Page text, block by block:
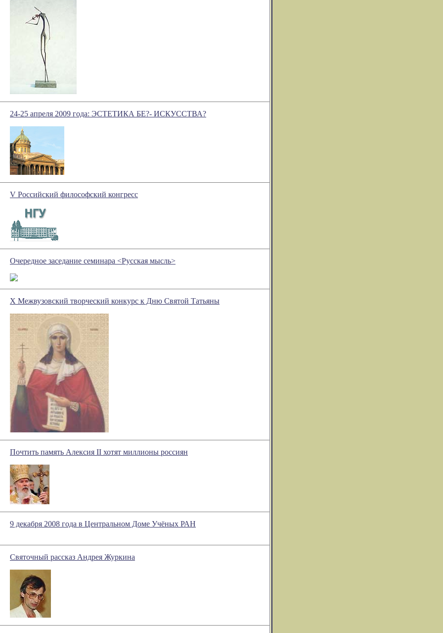
24-25 апреля 2009 года: ЭСТЕТИКА БЕ?- ИСКУССТВА?
V Российский философский конгресс
Очередное заседание семинара <Русская мысль>
Х Межвузовский творческий конкурс к Дню Святой Татьяны
Почтить память Алексия II хотят миллионы россиян
9 декабря 2008 года в Центральном Доме Учёных РАН
Святочный рассказ Андрея Журкина